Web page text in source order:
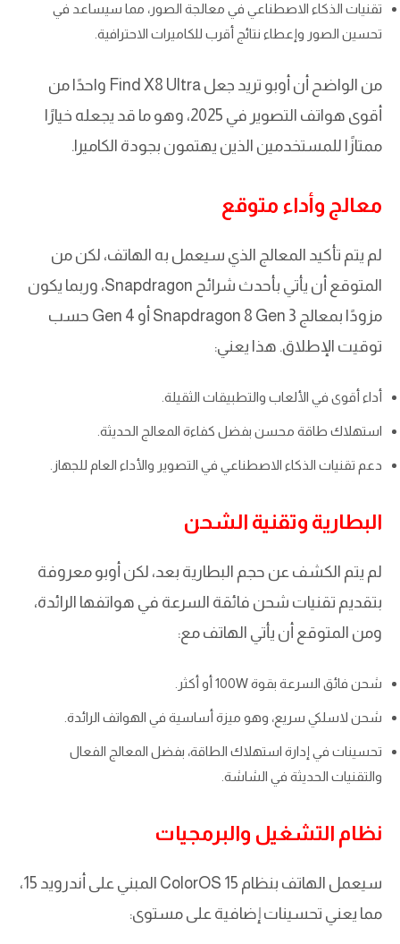
تقنيات الذكاء الاصطناعي في معالجة الصور، مما سيساعد في
تحسين الصور وإعطاء نتائج أقرب للكاميرات الاحترافية.
من الواضح أن أوبو تريد جعل Find X8 Ultra واحدًا من
أقوى هواتف التصوير في 2025، وهو ما قد يجعله خيارًا
ممتازًا للمستخدمين الذين يهتمون بجودة الكاميرا.
معالج وأداء متوقع
لم يتم تأكيد المعالج الذي سيعمل به الهاتف، لكن من
المتوقع أن يأتي بأحدث شرائح Snapdragon، وربما يكون
مزودًا بمعالج Snapdragon 8 Gen 3 أو Gen 4 حسب
توقيت الإطلاق. هذا يعني:
أداء أقوى في الألعاب والتطبيقات الثقيلة.
استهلاك طاقة محسن بفضل كفاءة المعالج الحديثة.
دعم تقنيات الذكاء الاصطناعي في التصوير والأداء العام للجهاز.
البطارية وتقنية الشحن
لم يتم الكشف عن حجم البطارية بعد، لكن أوبو معروفة
بتقديم تقنيات شحن فائقة السرعة في هواتفها الرائدة،
ومن المتوقع أن يأتي الهاتف مع:
شحن فائق السرعة بقوة 100W أو أكثر.
شحن لاسلكي سريع، وهو ميزة أساسية في الهواتف الرائدة.
تحسينات في إدارة استهلاك الطاقة، بفضل المعالج الفعال
والتقنيات الحديثة في الشاشة.
نظام التشغيل والبرمجيات
سيعمل الهاتف بنظام ColorOS 15 المبني على أندرويد 15،
مما يعني تحسينات إضافية على مستوى: